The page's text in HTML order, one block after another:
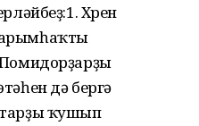
Хрен
дә бергә
ҡушып